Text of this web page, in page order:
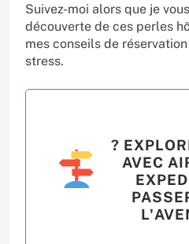
Suivez-moi alors que je
découverte de ces perles
mes conseils de
stress.
?
AVEC